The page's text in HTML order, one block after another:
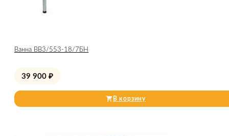
Ванна ВВ3/553-18/7БН
39 900 ₽
В корзину